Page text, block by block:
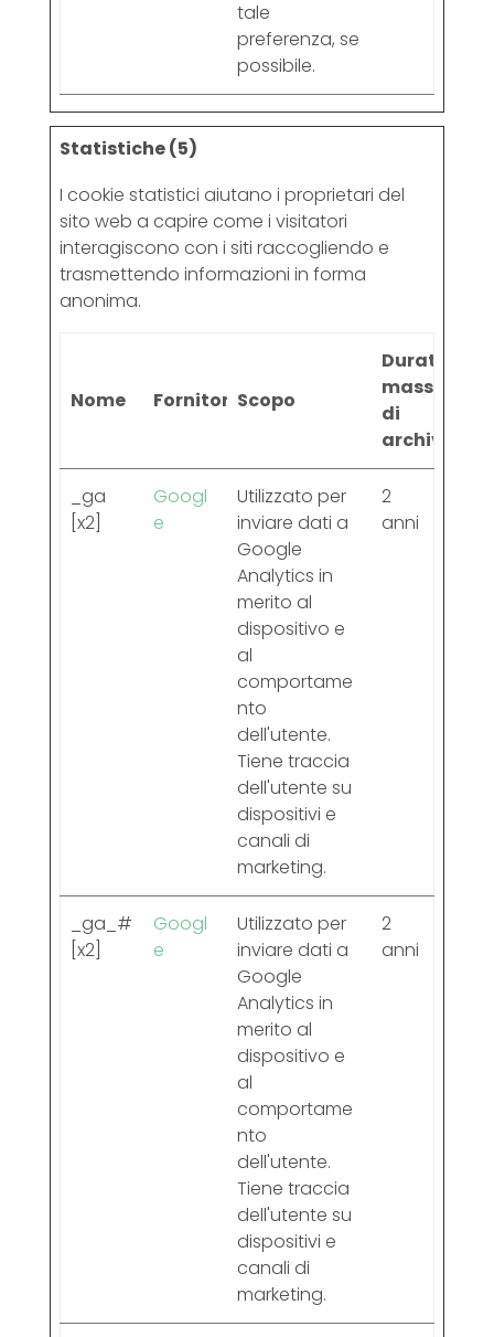
tale
preferenza, se
possibile.
Statistiche (5)
I cookie statistici aiutano i proprietari del
sito web a capire come i visitatori
interagiscono con i siti raccogliendo e
trasmettendo informazioni in forma
anonima.
Nome FornitoreScopo
Durata
massima
di
_ga
[x2]
Googl
e
Utilizzato per
inviare dati a
Google
Analytics in
merito al
dispositivo e
al
comportame
nto
dell'utente.
Tiene traccia
dell'utente su
dispositivi e
canali di
marketing.
2
anni
_ga_#
[x2]
Googl
e
Utilizzato per
inviare dati a
Google
Analytics in
merito al
dispositivo e
al
comportame
nto
dell'utente.
Tiene traccia
dell'utente su
dispositivi e
canali di
marketing.
2
anni